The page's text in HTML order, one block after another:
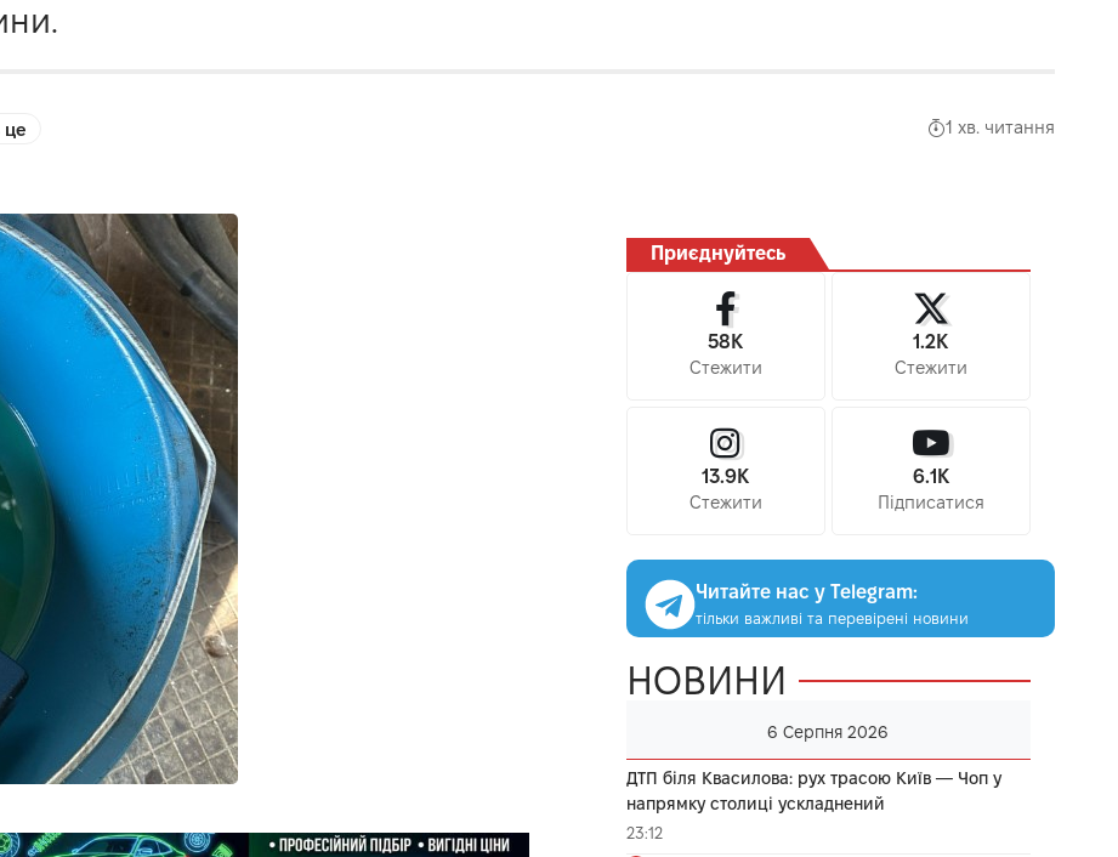
1 хв. читання
Приєднуйтесь
58K
Стежити
1.2K
Стежити
13.9K
Стежити
6.1K
Підписатися
Читайте нас у Telegram:
тільки важливі та перевірені новини
НОВИНИ
6 Серпня 2026
ДТП біля Квасилова: рух трасою Київ — Чоп у
напрямку столиці ускладнений
23:12